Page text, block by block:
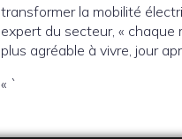
transformer la mobilité
expert du secteur, « chaque
plus agréable à vivre, jour
« `